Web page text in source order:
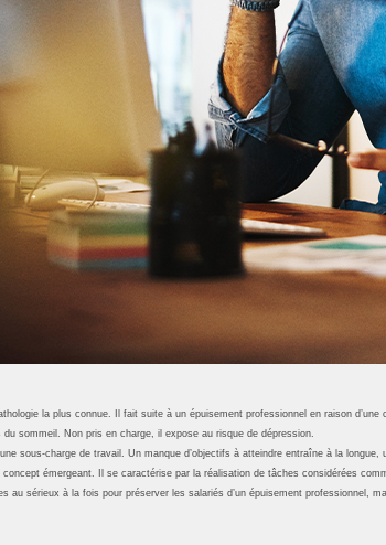
la plus connue. Il fait suite à un épuisement professionnel en raison
sommeil. Non pris en charge, il expose au risque de dépression.
sous-charge de travail. Un manque d’objectifs à atteindre entraîne à la longue,
émergeant. Il se caractérise par la réalisation de tâches considérées
au sérieux à la fois pour préserver les salariés d’un épuisement